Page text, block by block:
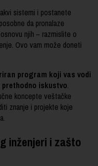
sistemi i postanete
da pronalaze
njih – razmislite o
Ovo vam može doneti
program koji vas vodi
iskustvo.
koncepte veštačke
znanje i projekte koje
inženjeri i zašto